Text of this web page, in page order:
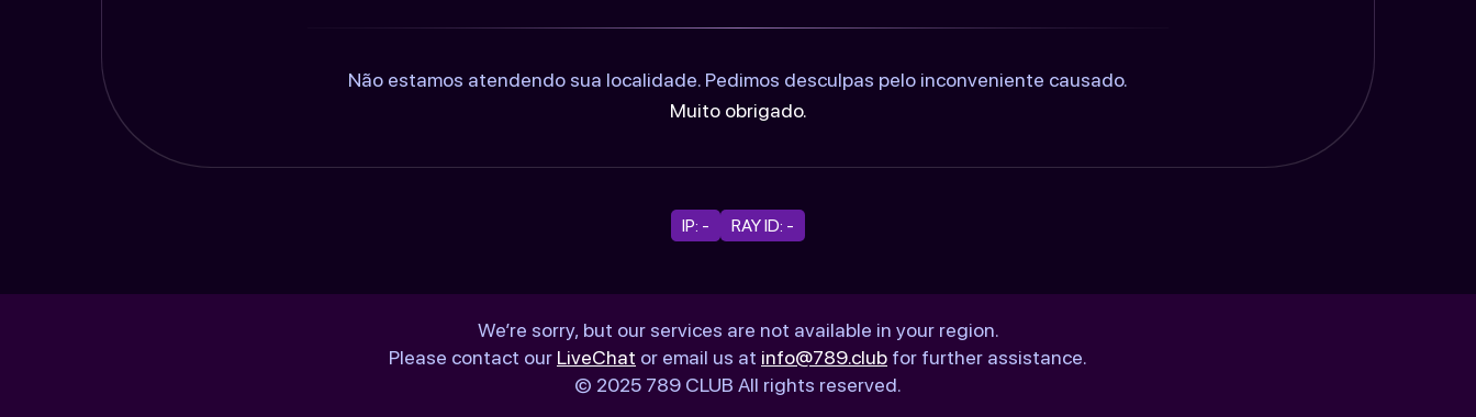
Não estamos atendendo sua localidade. Pedimos desculpas pelo inconveniente causado.
Muito obrigado.
IP: - RAY ID: -
We’re sorry, but our services are not available in your region.
Please contact our LiveChat or email us at info@789.club for further assistance.
© 2025 789 CLUB All rights reserved.